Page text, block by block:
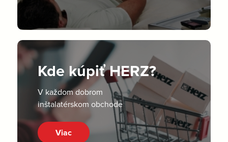
Kde kúpiť HERZ?
V každom dobrom
inštalatérskom obchode
Viac